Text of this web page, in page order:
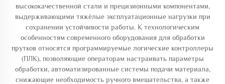
высококачественной стали и прецизионными компонентами,
выдерживающими тяжёлые эксплуатационные нагрузки при
сохранении устойчивости работы. К технологическим
особенностям современного оборудования для обработки
прутков относятся программируемые логические контроллеры
(ПЛК), позволяющие операторам настраивать параметры
обработки, автоматизированные системы подачи материала,
снижающие необходимость ручного вмешательства, а также